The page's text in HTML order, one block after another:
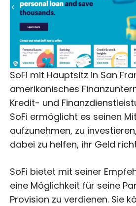
SoFi mit Hauptsitz in San
amerikanisches
Kredit- und
SoFi ermöglicht es seinen
aufzunehmen, zu
dabei zu helfen, ihr Geld
SoFi bietet mit seiner
eine Möglichkeit für seine
Provision zu verdienen. Sie